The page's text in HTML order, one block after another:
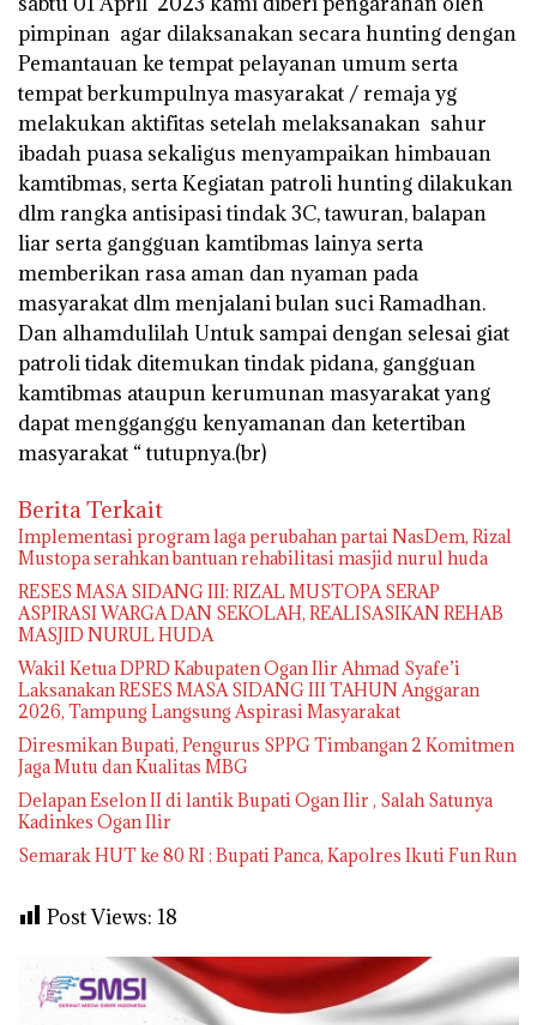
pimpinan agar dilaksanakan secara hunting dengan
Pemantauan ke tempat pelayanan umum serta
tempat berkumpulnya masyarakat / remaja yg
melakukan aktifitas setelah melaksanakan sahur
ibadah puasa sekaligus menyampaikan himbauan
kamtibmas, serta Kegiatan patroli hunting dilakukan
dlm rangka antisipasi tindak 3C, tawuran, balapan
liar serta gangguan kamtibmas lainya serta
memberikan rasa aman dan nyaman pada
masyarakat dlm menjalani bulan suci Ramadhan.
Dan alhamdulilah Untuk sampai dengan selesai giat
patroli tidak ditemukan tindak pidana, gangguan
kamtibmas ataupun kerumunan masyarakat yang
dapat mengganggu kenyamanan dan ketertiban
masyarakat “ tutupnya.(br)
Berita Terkait
Implementasi program laga perubahan partai NasDem, Rizal
RESES MASA SIDANG III: RIZAL MUSTOPA SERAP
ASPIRASI WARGA DAN SEKOLAH, REALISASIKAN REHAB
MASJID NURUL HUDA
Wakil Ketua DPRD Kabupaten Ogan Ilir Ahmad Syafe’i
Laksanakan RESES MASA SIDANG III TAHUN Anggaran
2026, Tampung Langsung Aspirasi Masyarakat
Diresmikan Bupati, Pengurus SPPG Timbangan 2 Komitmen
Jaga Mutu dan Kualitas MBG
Delapan Eselon II di lantik Bupati Ogan Ilir , Salah Satunya
Kadinkes Ogan Ilir
Semarak HUT ke 80 RI : Bupati Panca, Kapolres Ikuti Fun Run
Post Views: 18